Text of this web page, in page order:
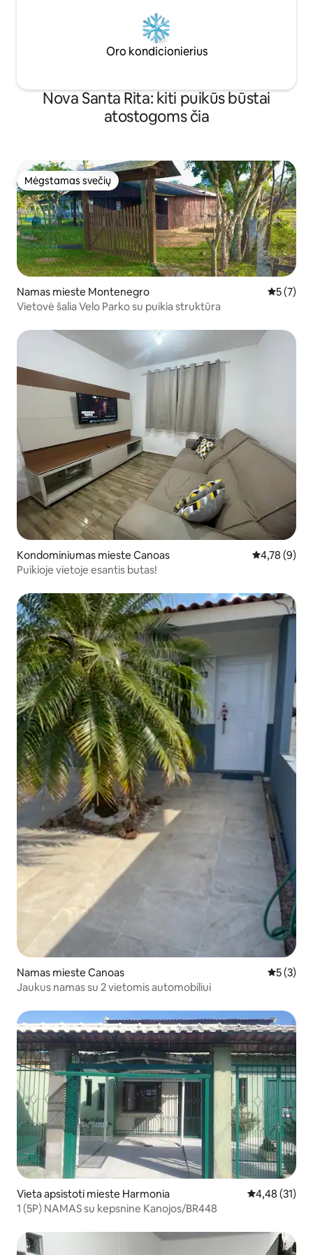
Oro kondicionierius
Nova Santa Rita: kiti puikūs būstai
atostogoms čia
Mėgstamas svečių
Mėgstamas svečių
Namas mieste Montenegro Vidutinis
5 (7)
Vietovė šalia Velo Parko su puikia struktūra
Kondominiumas mieste Canoas Vidutinis
4,78 (9)
Puikioje vietoje esantis butas!
Namas mieste Canoas Vidutinis
5 (3)
Jaukus namas su 2 vietomis automobiliui
Vieta apsistoti mieste Harmonia Vidutinis
4,48 (31)
1 (5P) NAMAS su kepsnine Kanojos/BR448